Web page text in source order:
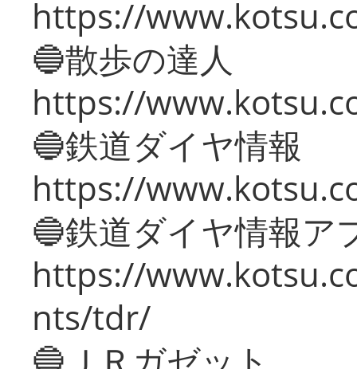
https://
🔵散歩の達人
https://
🔵鉄道ダイヤ情報
https://
🔵鉄道ダイヤ情報ア
https://
nts/tdr/